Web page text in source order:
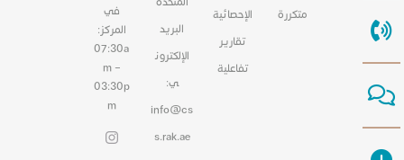
متكررة
الإحصائية
تقارير
تفاعلية
البريد
الإلكترون
ي:
info@cs
s.rak.ae
في
المركز:
07:30a
m –
03:30p
m